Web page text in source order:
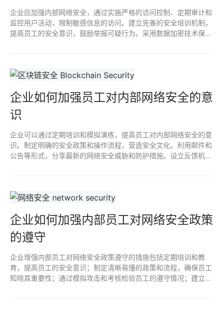
企业应加强内部网络安全，通过实施严格的访问控制、定期审计和
监控用户活动，限制敏感信息的访问。建立完善的安全培训机制，
提高员工的安全意识，鼓励举报可疑行为。采用数据加密技术保护
企业如何加强员工对内部网络安全的意
识
企业可以通过定期培训和模拟演练，提高员工对内部网络安全的意
识。制定明确的安全政策和操作流程，营造安全文化。利用邮件和
公告等形式，分享最新的网络安全威胁和防护措施。设立反馈机
企业如何加强内部员工对网络安全政策
的遵守
企业增强内部员工对网络安全政策遵守的措施包括定期培训和教
育，提高员工的安全意识；制定清晰易懂的政策和流程，确保员工
知晓其重要性；通过模拟攻击和考核检验员工的遵守情况；建立反